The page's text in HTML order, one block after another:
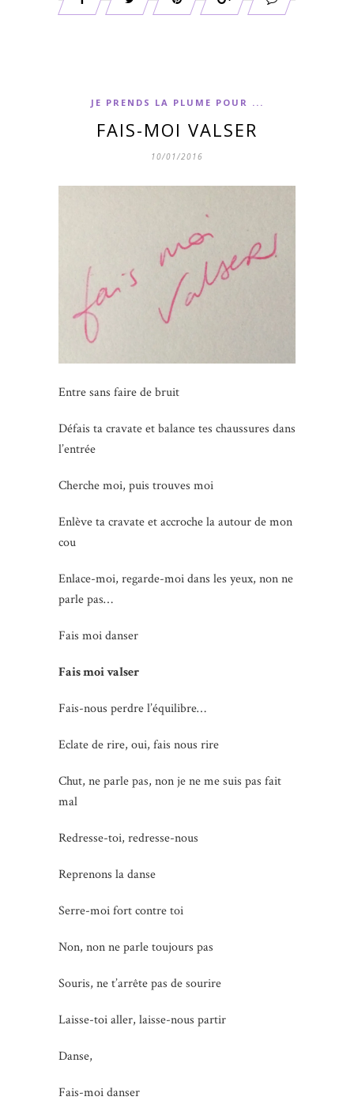
JE PRENDS LA PLUME POUR ...
FAIS-MOI VALSER
10/01/2016
Entre sans faire de bruit
Défais ta cravate et balance tes chaussures dans
l’entrée
Cherche moi, puis trouves moi
Enlève ta cravate et accroche la autour de mon
cou
Enlace-moi, regarde-moi dans les yeux, non ne
parle pas…
Fais moi danser
Fais moi valser
Fais-nous perdre l’équilibre…
Eclate de rire, oui, fais nous rire
Chut, ne parle pas, non je ne me suis pas fait
mal
Redresse-toi, redresse-nous
Reprenons la danse
Serre-moi fort contre toi
Non, non ne parle toujours pas
Souris, ne t’arrête pas de sourire
Laisse-toi aller, laisse-nous partir
Danse,
Fais-moi danser